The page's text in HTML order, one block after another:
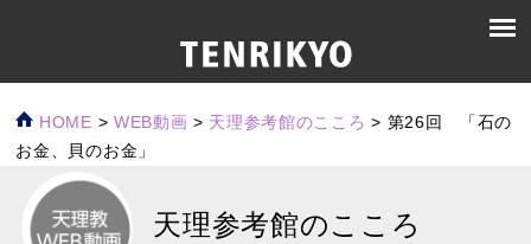
HOME > WEB動画 > 天理参考館のこころ > 第26回 「石の
お金、貝のお金」
天理参考館のこころ